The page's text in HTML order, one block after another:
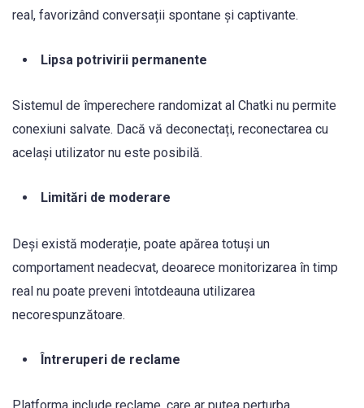
real, favorizând conversații spontane și captivante.
Lipsa potrivirii permanente
Sistemul de împerechere randomizat al Chatki nu permite
conexiuni salvate. Dacă vă deconectați, reconectarea cu
același utilizator nu este posibilă.
Limitări de moderare
Deși există moderație, poate apărea totuși un
comportament neadecvat, deoarece monitorizarea în timp
real nu poate preveni întotdeauna utilizarea
necorespunzătoare.
Întreruperi de reclame